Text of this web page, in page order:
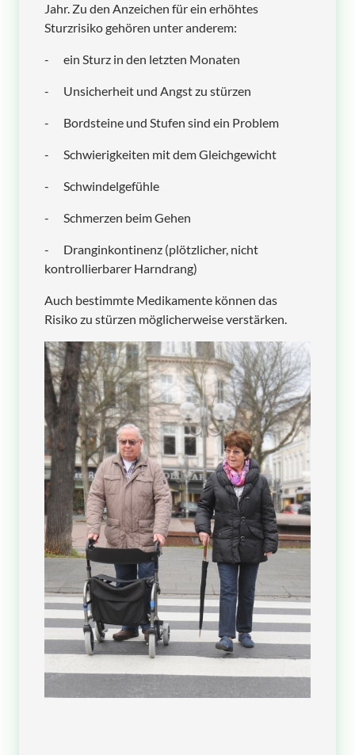
Jahr. Zu den Anzeichen für ein erhöhtes
Sturzrisiko gehören unter anderem:
- ein Sturz in den letzten Monaten
- Unsicherheit und Angst zu stürzen
- Bordsteine und Stufen sind ein Problem
- Schwierigkeiten mit dem Gleichgewicht
- Schwindelgefühle
- Schmerzen beim Gehen
-
Dranginkontinenz (plötzlicher, nicht
kontrollierbarer Harndrang)
Auch bestimmte Medikamente können das
Risiko zu stürzen möglicherweise verstärken.